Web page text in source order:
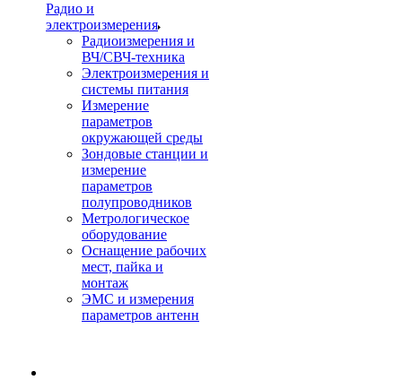
Радио и
электроизмерения
Радиоизмерения и
ВЧ/СВЧ-техника
Электроизмерения и
системы питания
Измерение
параметров
окружающей среды
Зондовые станции и
измерение
параметров
полупроводников
Метрологическое
оборудование
Оснащение рабочих
мест, пайка и
монтаж
ЭМС и измерения
параметров антенн